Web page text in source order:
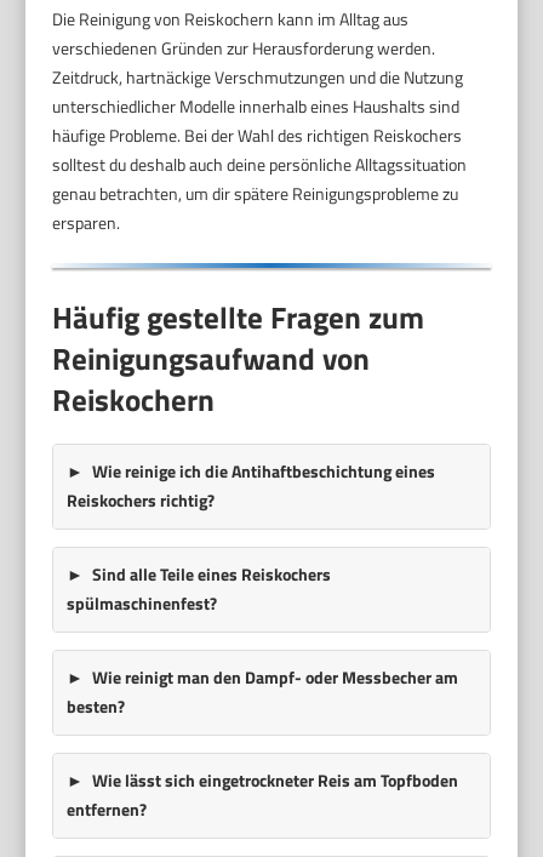
Die Reinigung von Reiskochern kann im Alltag aus
verschiedenen Gründen zur Herausforderung werden.
Zeitdruck, hartnäckige Verschmutzungen und die Nutzung
unterschiedlicher Modelle innerhalb eines Haushalts sind
häufige Probleme. Bei der Wahl des richtigen Reiskochers
solltest du deshalb auch deine persönliche Alltagssituation
genau betrachten, um dir spätere Reinigungsprobleme zu
ersparen.
Häufig gestellte Fragen zum
Reinigungsaufwand von
Reiskochern
Wie reinige ich die Antihaftbeschichtung eines
Reiskochers richtig?
Sind alle Teile eines Reiskochers
spülmaschinenfest?
Wie reinigt man den Dampf- oder Messbecher am
besten?
Wie lässt sich eingetrockneter Reis am Topfboden
entfernen?